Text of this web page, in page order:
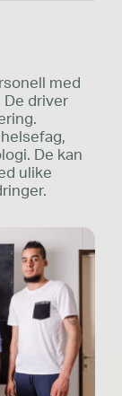
med
De driver
De kan
ulike